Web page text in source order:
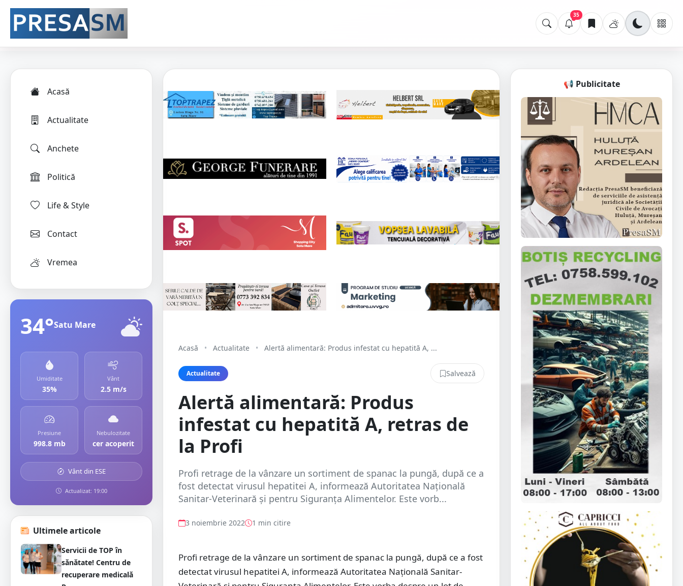
35
Acasă
Actualitate
Anchete
Politică
Life & Style
Contact
Vremea
34°Satu Mare
Umiditate
35%
Vânt
2.5 m/s
Presiune
998.8 mb
Nebulozitate
cer acoperit
Vânt din ESE
Actualizat: 19:00
Ultimele articole
Servicii de TOP în
sănătate! Centru de
recuperare medicală
Acasă • Actualitate • Alertă alimentară: Produs infestat cu hepatită A, ...
Actualitate Salvează
Alertă alimentară: Produs
infestat cu hepatită A, retras de
la Profi
Profi retrage de la vânzare un sortiment de spanac la pungă, după ce a
fost detectat virusul hepatitei A, informează Autoritatea Națională
Sanitar-Veterinară și pentru Siguranța Alimentelor. Este vorb...
3 noiembrie 2022 1 min citire
Profi retrage de la vânzare un sortiment de spanac la pungă, după ce a fost
detectat virusul hepatitei A, informează Autoritatea Națională Sanitar-
📢 Publicitate